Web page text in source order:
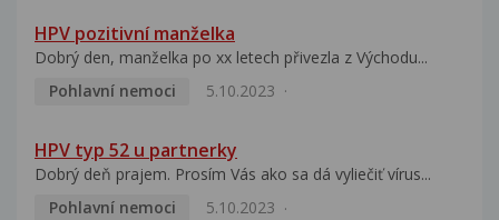
HPV pozitivní manželka
Dobrý den, manželka po xx letech přivezla z Východu...
Pohlavní nemoci
5.10.2023
HPV typ 52 u partnerky
Dobrý deň prajem. Prosím Vás ako sa dá vyliečiť vírus...
Pohlavní nemoci
5.10.2023